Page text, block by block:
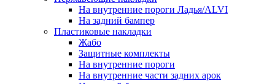
На внутренние пороги Ладья/ALVI
На задний бампер
Пластиковые накладки
Жабо
Защитные комплекты
На внутренние пороги
На внутренние части задних арок